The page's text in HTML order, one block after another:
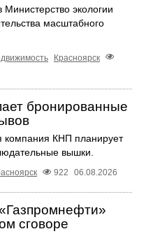
экологии
масштабного
Красноярск
бронированные
компания КНП планирует
вышки.
922 06.08.2026
сговоре